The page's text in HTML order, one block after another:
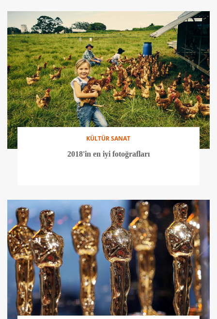
KÜLTÜR SANAT
2018'in en iyi fotoğrafları